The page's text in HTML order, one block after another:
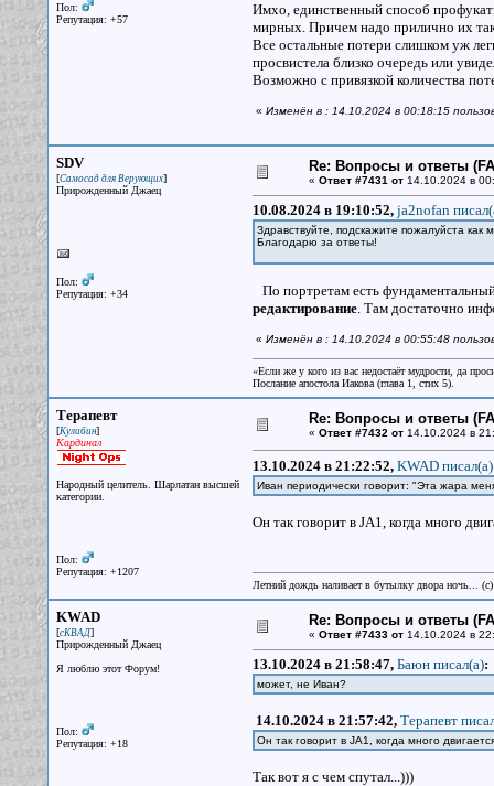
Пол:
Репутация: +57
Имхо, единственный способ
мирных. Причем надо прилично их
Все остальные потери слишком уж
просвистела близко очередь или
Возможно с привязкой количества
« Изменён в : 14.10.2024 в 00:18:15
SDV
[Самосад для Верующих]
Прирожденный Джаец
Пол:
Репутация: +34
Re: Вопросы и ответы
« Ответ #7431 от14.10.2024 в
10.08.2024 в 19:10:52, ja2nofan
Здравствуйте, подскажите пожалуйста
Благодарю за ответы!
По портретам есть
редактирование. Там достаточно
« Изменён в : 14.10.2024 в 00:55:48
«Если же у кого из вас недостаёт мудрости, да
Послание апостола Иакова (глава 1, стих 5).
Терапевт
[Кулибин]
Кардинал
Народный целитель. Шарлатан высшей
категории.
Пол:
Репутация: +1207
Re: Вопросы и ответы
« Ответ #7432 от14.10.2024 в
13.10.2024 в 21:22:52, KWAD писал(a)
Иван периодически говорит: "Эта жара
Он так говорит в JA1, когда много
Летний дождь наливает в бутылку двора ночь...
KWAD
[сКВАД]
Прирожденный Джаец
Я люблю этот Форум!
Пол:
Репутация: +18
Re: Вопросы и ответы
« Ответ #7433 от14.10.2024 в
13.10.2024 в 21:58:47, Баюн писал(a):
может, не Иван?
14.10.2024 в 21:57:42, Терапевт
Он так говорит в JA1, когда много
Так вот я с чем спутал...)))